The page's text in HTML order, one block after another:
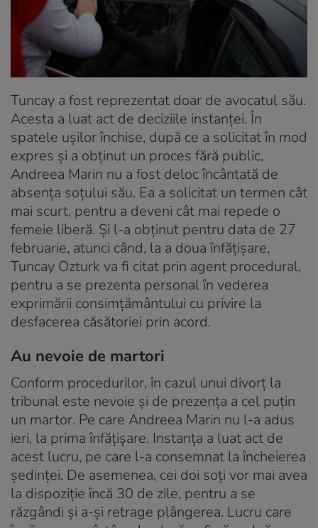
Tuncay a fost reprezentat doar de avocatul său.
Acesta a luat act de deciziile instanței. În
spatele ușilor închise, după ce a solicitat în mod
expres și a obținut un proces fără public,
Andreea Marin nu a fost deloc încântată de
absența soțului său. Ea a solicitat un termen cât
mai scurt, pentru a deveni cât mai repede o
femeie liberă. Și l-a obținut pentru data de 27
februarie, atunci când, la a doua înfățișare,
Tuncay Ozturk va fi citat prin agent procedural,
pentru a se prezenta personal în vederea
exprimării consimțământului cu privire la
desfacerea căsătoriei prin acord.
Au nevoie de martori
Conform procedurilor, în cazul unui divorț la
tribunal este nevoie și de prezența a cel puțin
un martor. Pe care Andreea Marin nu l-a adus
ieri, la prima înfățișare. Instanța a luat act de
acest lucru, pe care l-a consemnat la încheierea
ședinței. De asemenea, cei doi soți vor mai avea
la dispoziție încă 30 de zile, pentru a se
răzgândi și a-și retrage plângerea. Lucru care